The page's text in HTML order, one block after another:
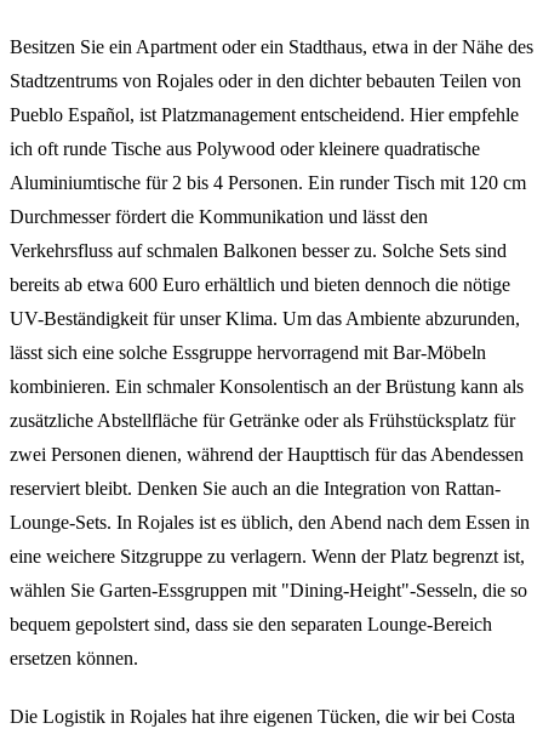
Besitzen Sie ein Apartment oder ein Stadthaus, etwa in der Nähe des
Stadtzentrums von Rojales oder in den dichter bebauten Teilen von
Pueblo Español, ist Platzmanagement entscheidend. Hier empfehle
ich oft runde Tische aus Polywood oder kleinere quadratische
Aluminiumtische für 2 bis 4 Personen. Ein runder Tisch mit 120 cm
Durchmesser fördert die Kommunikation und lässt den
Verkehrsfluss auf schmalen Balkonen besser zu. Solche Sets sind
bereits ab etwa 600 Euro erhältlich und bieten dennoch die nötige
UV-Beständigkeit für unser Klima. Um das Ambiente abzurunden,
lässt sich eine solche Essgruppe hervorragend mit Bar-Möbeln
kombinieren. Ein schmaler Konsolentisch an der Brüstung kann als
zusätzliche Abstellfläche für Getränke oder als Frühstücksplatz für
zwei Personen dienen, während der Haupttisch für das Abendessen
reserviert bleibt. Denken Sie auch an die Integration von Rattan-
Lounge-Sets. In Rojales ist es üblich, den Abend nach dem Essen in
eine weichere Sitzgruppe zu verlagern. Wenn der Platz begrenzt ist,
wählen Sie Garten-Essgruppen mit "Dining-Height"-Sesseln, die so
bequem gepolstert sind, dass sie den separaten Lounge-Bereich
ersetzen können.
Die Logistik in Rojales hat ihre eigenen Tücken, die wir bei Costa